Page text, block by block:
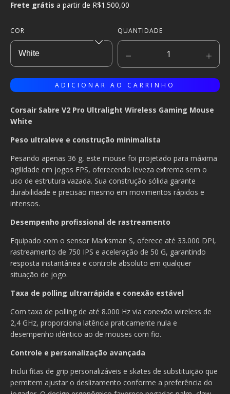
Frete grátis a partir de R$1.500,00
COR QUANTIDADE
Corsair Sabre V2 Pro Ultralight Wireless Gaming Mouse
White
Peso ultraleve e construção minimalista
Pesando apenas 36 g, este mouse foi projetado para máxima
agilidade em jogos FPS, oferecendo leveza extrema sem o
uso de estrutura vazada. Sua construção sólida garante
durabilidade e precisão mesmo em movimentos rápidos e
intensos.
Desempenho profissional de rastreamento
Equipado com o sensor Marksman S, oferece até 33.000 DPI,
rastreamento de 750 IPS e aceleração de 50 G, garantindo
resposta instantânea e controle absoluto em qualquer
situação de jogo.
Taxa de polling ultrarrápida e conexão estável
Com taxa de polling de até 8.000 Hz via conexão wireless de
2,4 GHz, proporciona latência praticamente nula e
desempenho idêntico ao de mouses com fio.
Controle e personalização avançada
Inclui fitas de grip personalizáveis e skates de substituição que
permitem ajustar o deslizamento conforme a preferência do